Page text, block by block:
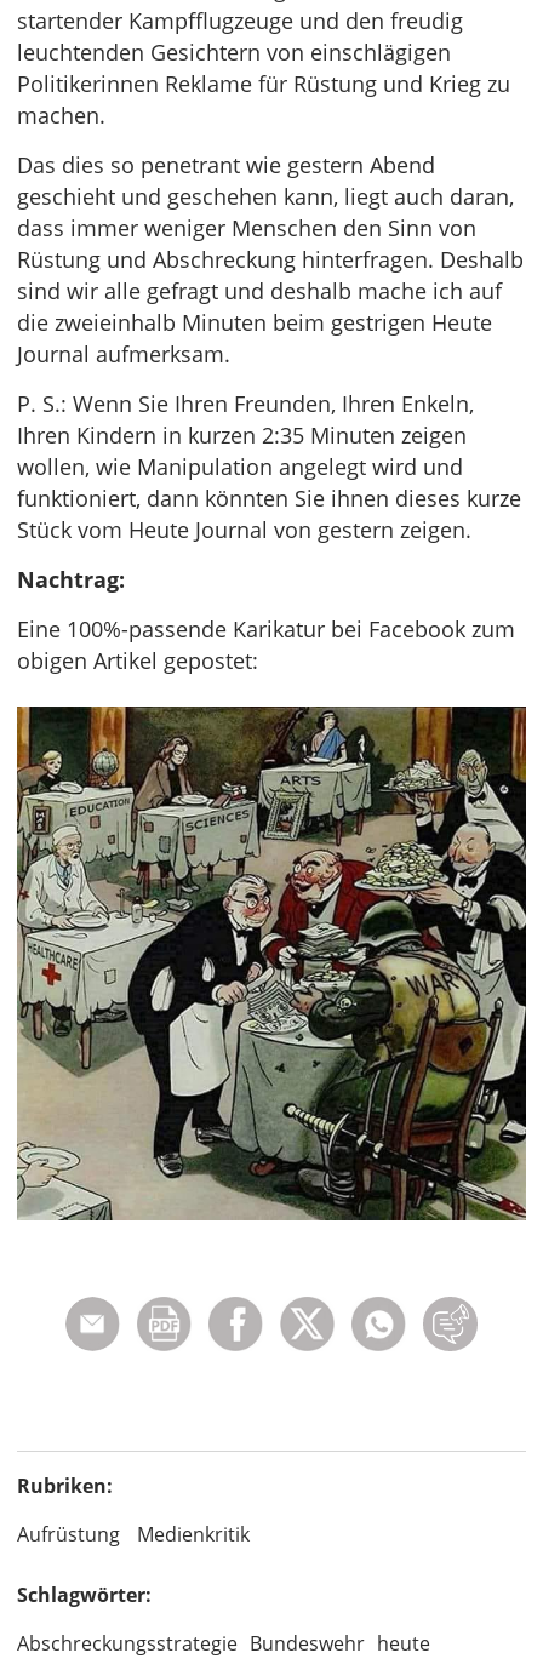
startender Kampfflugzeuge und den freudig
leuchtenden Gesichtern von einschlägigen
Politikerinnen Reklame für Rüstung und Krieg zu
machen.
Das dies so penetrant wie gestern Abend
geschieht und geschehen kann, liegt auch daran,
dass immer weniger Menschen den Sinn von
Rüstung und Abschreckung hinterfragen. Deshalb
sind wir alle gefragt und deshalb mache ich auf
die zweieinhalb Minuten beim gestrigen Heute
Journal aufmerksam.
P. S.: Wenn Sie Ihren Freunden, Ihren Enkeln,
Ihren Kindern in kurzen 2:35 Minuten zeigen
wollen, wie Manipulation angelegt wird und
funktioniert, dann könnten Sie ihnen dieses kurze
Stück vom Heute Journal von gestern zeigen.
Nachtrag:
Eine 100%-passende Karikatur bei Facebook zum
obigen Artikel gepostet:
Rubriken:
Aufrüstung
Medienkritik
Schlagwörter:
Abschreckungsstrategie Bundeswehr heute